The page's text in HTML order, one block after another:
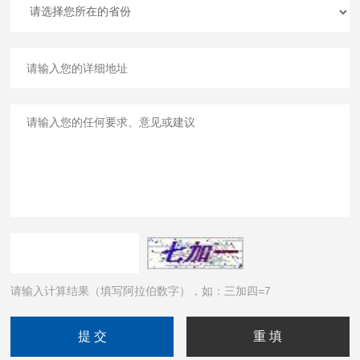
请输入计算结果（填写阿拉伯数字），如：三加四=7